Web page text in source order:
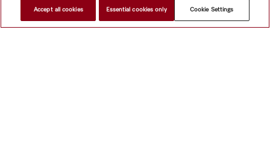
Accept all cookies Essential cookies only Cookie Settings